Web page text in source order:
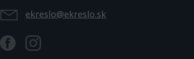
ekreslo@ekreslo.sk